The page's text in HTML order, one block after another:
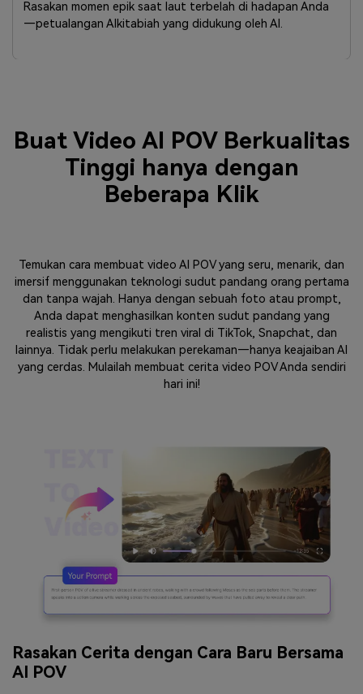
Rasakan momen epik saat laut terbelah di hadapan Anda
—petualangan Alkitabiah yang didukung oleh AI.
Buat Video AI POV Berkualitas
Tinggi hanya dengan
Beberapa Klik
Temukan cara membuat video AI POV yang seru, menarik, dan
imersif menggunakan teknologi sudut pandang orang pertama
dan tanpa wajah. Hanya dengan sebuah foto atau prompt,
Anda dapat menghasilkan konten sudut pandang yang
realistis yang mengikuti tren viral di TikTok, Snapchat, dan
lainnya. Tidak perlu melakukan perekaman—hanya keajaiban AI
yang cerdas. Mulailah membuat cerita video POV Anda sendiri
hari ini!
Rasakan Cerita dengan Cara Baru Bersama
AI POV